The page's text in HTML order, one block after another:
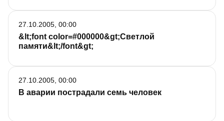
&lt;font color=#000000&gt;Светлой
памяти&lt;/font&gt;
27.10.2005, 00:00
В аварии пострадали семь человек
27.10.2005, 00:00